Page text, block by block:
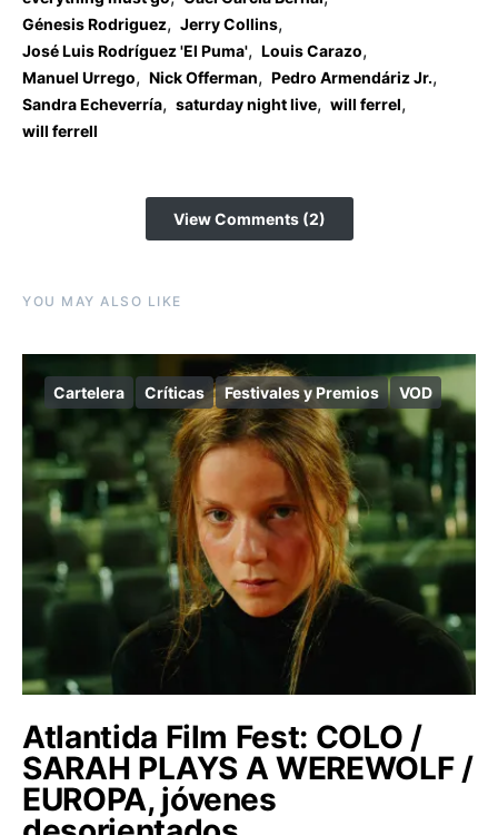
Génesis Rodriguez, Jerry Collins,
José Luis Rodríguez 'El Puma', Louis Carazo,
Manuel Urrego, Nick Offerman, Pedro Armendáriz Jr.,
Sandra Echeverría, saturday night live, will ferrel,
will ferrell
View Comments (2)
YOU MAY ALSO LIKE
Cartelera Críticas Festivales y Premios VOD
Atlantida Film Fest: COLO /
SARAH PLAYS A WEREWOLF /
EUROPA, jóvenes